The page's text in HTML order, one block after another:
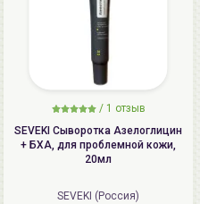
/ 1 отзыв
SEVEKI Сыворотка Азелоглицин
+ БХА, для проблемной кожи,
20мл
SEVEKI (Россия)